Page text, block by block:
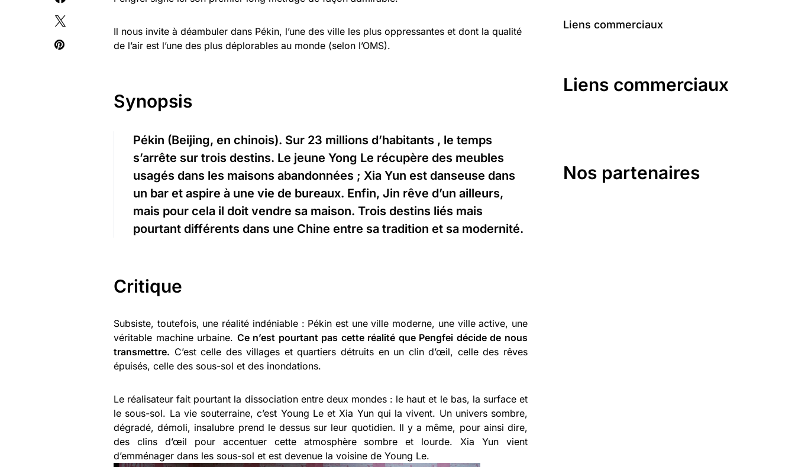
Il nous invite à déambuler dans Pékin, l’une des ville les plus oppressantes et dont la qualité
de l’air est l’une des plus déplorables au monde (selon l’OMS).
Synopsis
Pékin (Beijing, en chinois). Sur 23 millions d’habitants , le temps
s’arrête sur trois destins. Le jeune Yong Le récupère des meubles
usagés dans les maisons abandonnées ; Xia Yun est danseuse dans
un bar et aspire à une vie de bureaux. Enfin, Jin rêve d’un ailleurs,
mais pour cela il doit vendre sa maison. Trois destins liés mais
pourtant différents dans une Chine entre sa tradition et sa modernité.
Critique
Subsiste, toutefois, une réalité indéniable : Pékin est une ville moderne, une ville active, une
véritable machine urbaine. Ce n’est pourtant pas cette réalité que Pengfei décide de nous
transmettre. C’est celle des villages et quartiers détruits en un clin d’œil, celle des rêves
épuisés, celle des sous-sol et des inondations.
Le réalisateur fait pourtant la dissociation entre deux mondes : le haut et le bas, la surface et
le sous-sol. La vie souterraine, c’est Young Le et Xia Yun qui la vivent. Un univers sombre,
dégradé, démoli, insalubre prend le dessus sur leur quotidien. Il y a même, pour ainsi dire,
des clins d’œil pour accentuer cette atmosphère sombre et lourde. Xia Yun vient
d’emménager dans les sous-sol et est devenue la voisine de Young Le.
Liens commerciaux
Liens commerciaux
Nos partenaires